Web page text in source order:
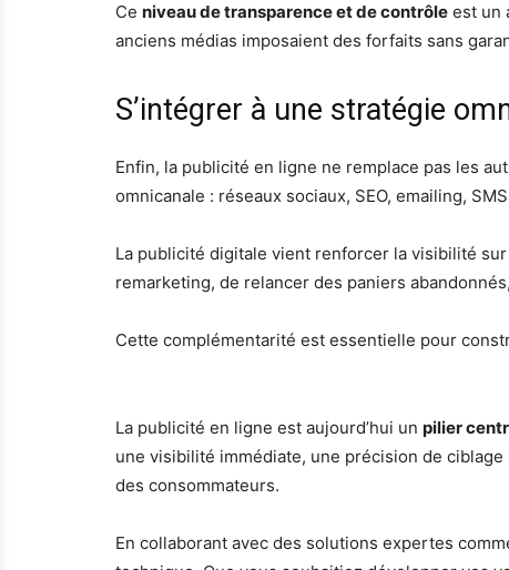
Ce niveau de transparence et de contrôle est un
anciens médias imposaient des forfaits sans
S’intégrer à une stratégie
Enfin, la publicité en ligne ne remplace pas les
omnicanale : réseaux sociaux, SEO, emailing,
La publicité digitale vient renforcer la visibilité
remarketing, de relancer des paniers
Cette complémentarité est essentielle pour
La publicité en ligne est aujourd’hui un pilier
une visibilité immédiate, une précision de
des consommateurs.
En collaborant avec des solutions expertes